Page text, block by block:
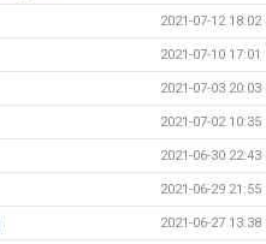
2021-07-12 18:02
2021-07-10 17:01
2021-07-03 20:03
2021-07-02 10:35
2021-06-30 22:43
2021-06-29 21:55
2021-06-27 13:38